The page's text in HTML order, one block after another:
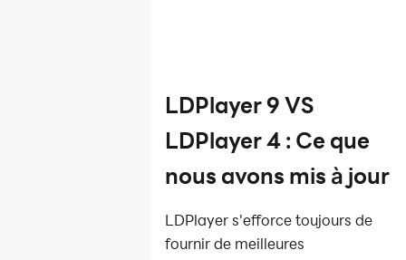
LDPlayer 9 VS
LDPlayer 4 : Ce que
nous avons mis à jour
LDPlayer s'efforce toujours de
fournir de meilleures